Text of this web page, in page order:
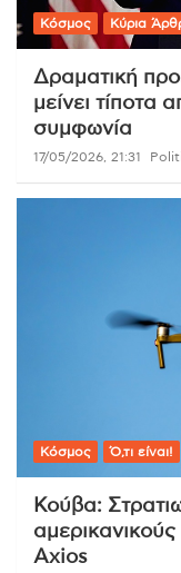
Κόσμος Κύρια
Δραματική
μείνει τίποτα
συμφωνία
17/05/2026, 21:31
Κόσμος Ό,τι είναι!
Κούβα:
Axios